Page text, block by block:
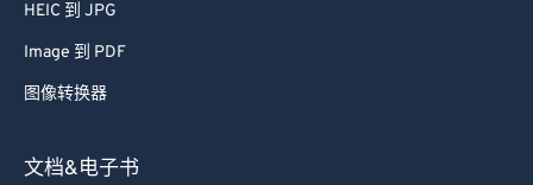
HEIC 到 JPG
Image 到 PDF
图像转换器
文档&电子书